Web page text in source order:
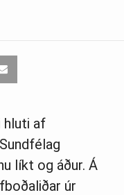
hluti af
líkt og áður. Á
úr